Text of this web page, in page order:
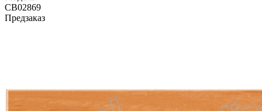
CB02869
Предзаказ